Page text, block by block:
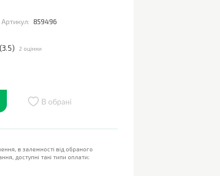
Артикул: 859496
(3.5) 2 оцінки
В обрані
в залежності від обраного
доступні такі типи оплати: